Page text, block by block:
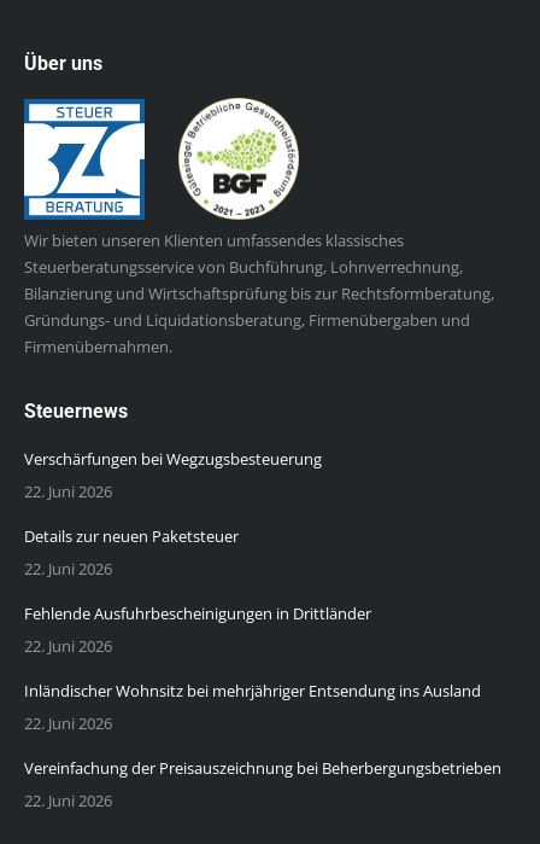
Über uns
Wir bieten unseren Klienten umfassendes klassisches
Steuerberatungsservice von Buchführung, Lohnverrechnung,
Bilanzierung und Wirtschaftsprüfung bis zur Rechtsformberatung,
Gründungs- und Liquidationsberatung, Firmenübergaben und
Firmenübernahmen.
Steuernews
Verschärfungen bei Wegzugsbesteuerung
22. Juni 2026
Details zur neuen Paketsteuer
22. Juni 2026
Fehlende Ausfuhrbescheinigungen in Drittländer
22. Juni 2026
Inländischer Wohnsitz bei mehrjähriger Entsendung ins Ausland
22. Juni 2026
Vereinfachung der Preisauszeichnung bei Beherbergungsbetrieben
22. Juni 2026